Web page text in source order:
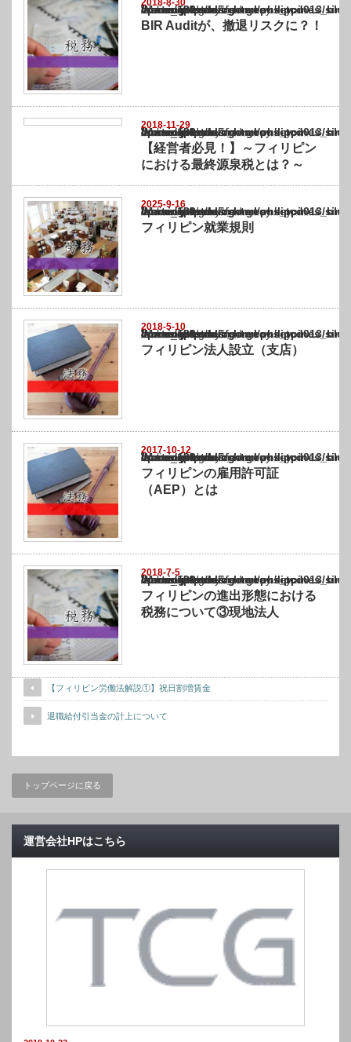
Warning
: Undefined array key "show_category" in
/home/netst/kuno-cpa.co.jp/public_html/philippines_blog/wp-content/themes/
on line183
BIR Auditが、撤退リスクに？！
2018-11-29
Warning
: Undefined array key "show_category" in
/home/netst/kuno-cpa.co.jp/public_html/philippines_blog/wp-content/themes/
on line183
【経営者必見！】～フィリピン
における最終源泉税とは？～
2025-9-16
Warning
: Undefined array key "show_category" in
/home/netst/kuno-cpa.co.jp/public_html/philippines_blog/wp-content/themes/
on line183
フィリピン就業規則
2018-5-10
Warning
: Undefined array key "show_category" in
/home/netst/kuno-cpa.co.jp/public_html/philippines_blog/wp-content/themes/
on line183
フィリピン法人設立（支店）
2017-10-12
Warning
: Undefined array key "show_category" in
/home/netst/kuno-cpa.co.jp/public_html/philippines_blog/wp-content/themes/
on line183
フィリピンの雇用許可証
（AEP）とは
2018-7-5
Warning
: Undefined array key "show_category" in
/home/netst/kuno-cpa.co.jp/public_html/philippines_blog/wp-content/themes/
on line183
フィリピンの進出形態における
税務について③現地法人
【フィリピン労働法解説①】祝日割増賃金
退職給付引当金の計上について
トップページに戻る
運営会社HPはこちら